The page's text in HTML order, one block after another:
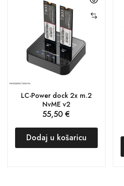
LC-Power dock 2x m.2
NvME v2
55,50€
Dodaj u košaricu